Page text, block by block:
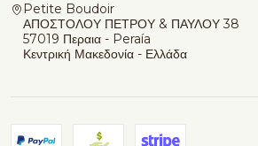
Petite Boudoir
ΑΠΟΣΤΟΛΟΥ ΠΕΤΡΟΥ & ΠΑΥΛΟΥ 38
57019 Περαια - Peraía
Κεντρική Μακεδονία - Ελλάδα